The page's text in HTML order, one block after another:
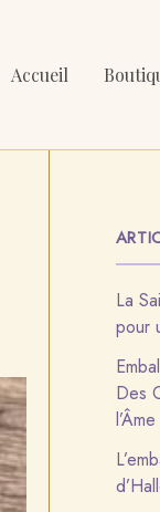
Accueil
La
pour
Des
l’Âme